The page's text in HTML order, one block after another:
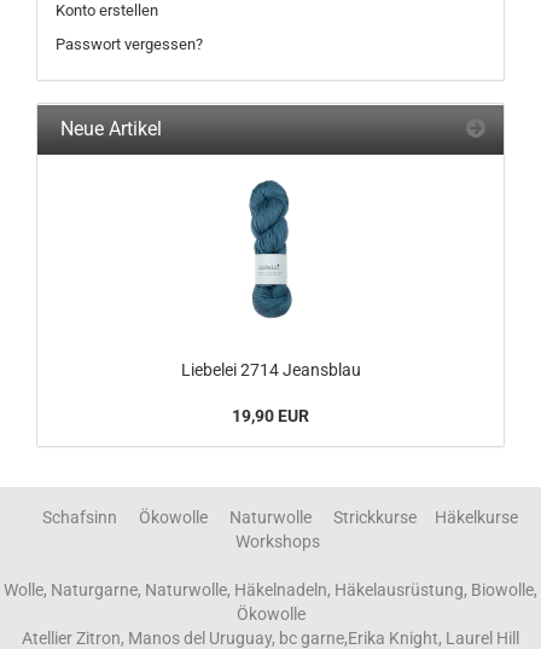
Konto erstellen
Passwort vergessen?
Neue Artikel
Liebelei 2714 Jeansblau
19,90 EUR
Schafsinn Ökowolle Naturwolle Strickkurse Häkelkurse
Workshops
Wolle, Naturgarne, Naturwolle, Häkelnadeln, Häkelausrüstung, Biowolle,
Ökowolle
Atellier Zitron, Manos del Uruguay, bc garne,Erika Knight, Laurel Hill